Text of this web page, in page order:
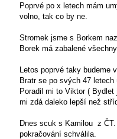
Poprvé po x letech mám
volno, tak co by ne.
Stromek jsme s Borkem
Borek má zabalené
Letos poprvé taky budeme
Bratr se po svých 47 letech
Poradil mi to Viktor (
mi zdá daleko lepší než
Dnes scuk s Kamilou z
pokračování schválila.